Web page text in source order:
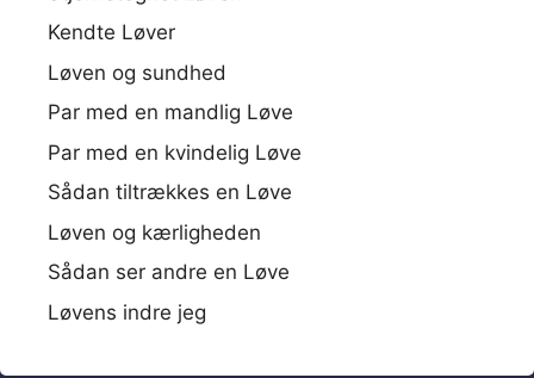
Kendte Løver
Løven og sundhed
Par med en mandlig Løve
Par med en kvindelig Løve
Sådan tiltrækkes en Løve
Løven og kærligheden
Sådan ser andre en Løve
Løvens indre jeg